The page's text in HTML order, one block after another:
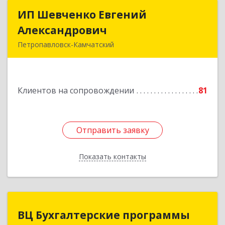
ИП Шевченко Евгений
Александрович
Петропавловск-Камчатский
Клиентов на сопровождении 81
Отправить заявку
Показать контакты
ИП Шевченко Евгений
Отправить заявку
Назад
ВЦ Бухгалтерские программы